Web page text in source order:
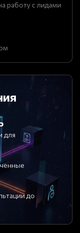
работу с лидами
для
до